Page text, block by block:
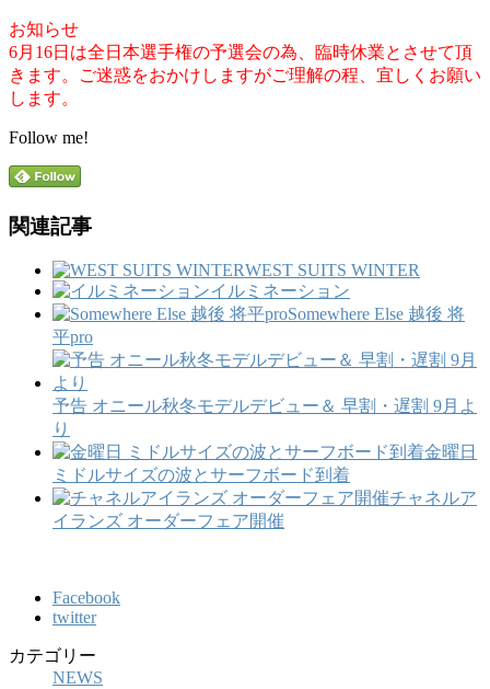
お知らせ
6月16日は全日本選手権の予選会の為、臨時休業とさせて頂
きます。ご迷惑をおかけしますがご理解の程、宜しくお願い
します。
Follow me!
関連記事
WEST SUITS WINTER
イルミネーション
Somewhere Else 越後 将
平pro
予告 オニール秋冬モデルデビュー＆ 早割・遅割 9月よ
り
金曜日
ミドルサイズの波とサーフボード到着
チャネルア
イランズ オーダーフェア開催
Facebook
twitter
カテゴリー
NEWS